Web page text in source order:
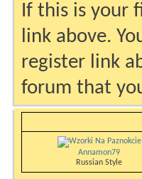
If this is your
link above.
register link
forum that
Annamon79
Russian Style